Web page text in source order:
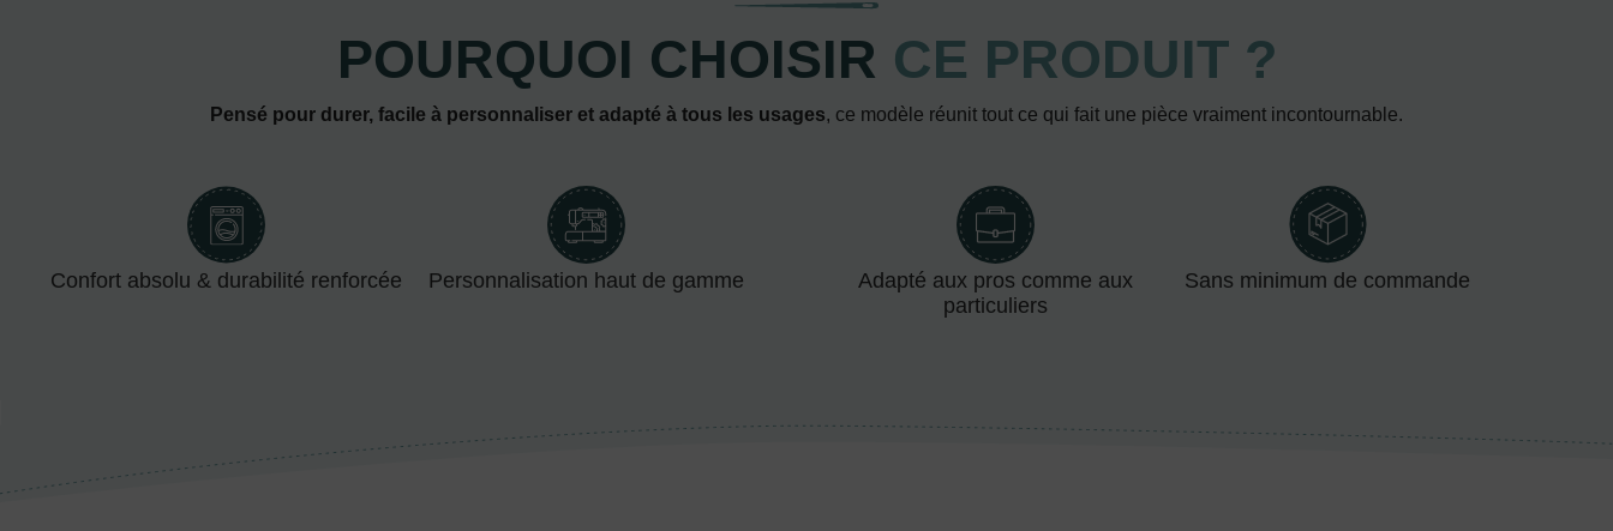
POURQUOI CHOISIR CE PRODUIT ?
Pensé pour durer, facile à personnaliser et adapté à tous les usages, ce modèle réunit tout ce qui fait une pièce vraiment incontournable.
Confort absolu & durabilité renforcée Personnalisation haut de gamme
Adapté aux pros comme aux
particuliers
Sans minimum de commande